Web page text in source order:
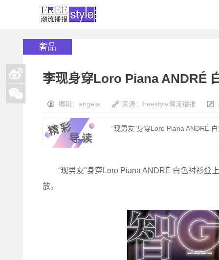
奢品
李现身穿Loro Piana ANDRÉ
编辑：angela 来源：freestyle潮流播报
“现男友"身穿Loro Piana ANDRÉ
“现男友"身穿Loro Piana ANDRÉ 白色衬衫登上
放。